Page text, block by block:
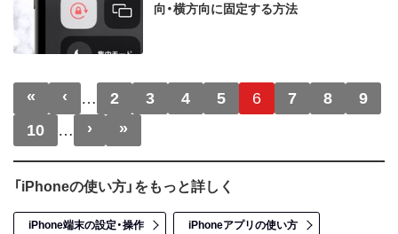
向・横方向に固定する方法
ページ送り
« 先頭ページ
‹ 前ページ
… 2 3 4 5 6 7 8
9
10
… › 次ページ
»最終ページ
「iPhoneの使い方」をもっと詳しく
iPhone端末の設定・操作 iPhoneアプリの使い方